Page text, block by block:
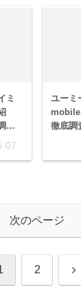
ミ
ユーミ
mobile
徹底調
次のページ
2 次